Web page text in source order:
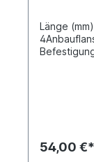
Länge
54,00 €*